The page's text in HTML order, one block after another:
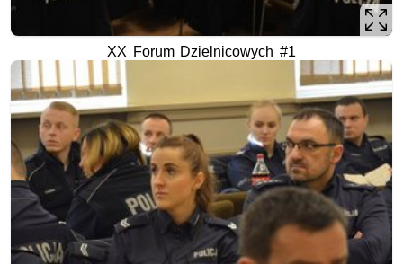
XX Forum Dzielnicowych #1